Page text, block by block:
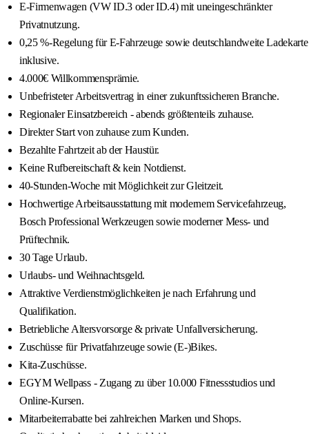
E-Firmenwagen (VW ID.3 oder ID.4) mit uneingeschränkter
Privatnutzung.
0,25 %-Regelung für E-Fahrzeuge sowie deutschlandweite Ladekarte
inklusive.
4.000€ Willkommensprämie.
Unbefristeter Arbeitsvertrag in einer zukunftssicheren Branche.
Regionaler Einsatzbereich - abends größtenteils zuhause.
Direkter Start von zuhause zum Kunden.
Bezahlte Fahrtzeit ab der Haustür.
Keine Rufbereitschaft & kein Notdienst.
40-Stunden-Woche mit Möglichkeit zur Gleitzeit.
Hochwertige Arbeitsausstattung mit modernem Servicefahrzeug,
Bosch Professional Werkzeugen sowie moderner Mess- und
Prüftechnik.
30 Tage Urlaub.
Urlaubs- und Weihnachtsgeld.
Attraktive Verdienstmöglichkeiten je nach Erfahrung und
Qualifikation.
Betriebliche Altersvorsorge & private Unfallversicherung.
Zuschüsse für Privatfahrzeuge sowie (E-)Bikes.
Kita-Zuschüsse.
EGYM Wellpass - Zugang zu über 10.000 Fitnessstudios und
Online-Kursen.
Mitarbeiterrabatte bei zahlreichen Marken und Shops.